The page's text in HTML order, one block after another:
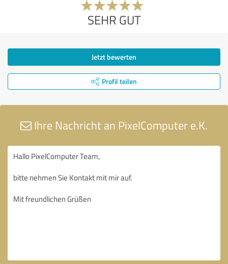
SEHR GUT
Jetzt bewerten
Profil teilen
Ihre Nachricht an PixelComputer e.K.